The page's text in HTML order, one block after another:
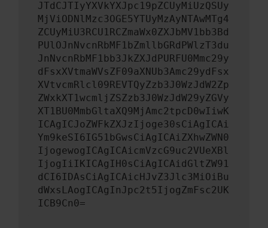
JTdCJTIyYXVkYXJpc19pZCUyMiUzQSUy
MjViODNlMzc3OGE5YTUyMzAyNTAwMTg4
ZCUyMiU3RCU1RCZmaWx0ZXJbMV1bb3Bd
PUlOJnNvcnRbMF1bZmllbGRdPWlzT3du
JnNvcnRbMF1bb3JkZXJdPURFU0Mmc29y
dFsxXVtmaWVsZF09aXNUb3Amc29ydFsx
XVtvcmRlcl09REVTQyZzb3J0WzJdW2Zp
ZWxkXT1wcmljZSZzb3J0WzJdW29yZGVy
XT1BU0MmbGltaXQ9MjAmc2tpcD0wIiwK
ICAgICJoZWFkZXJzIjoge30sCiAgICAi
Ym9keSI6IG51bGwsCiAgICAiZXhwZWN0
IjogewogICAgICAicmVzcG9uc2VUeXBl
IjogIiIKICAgIH0sCiAgICAidGltZW91
dCI6IDAsCiAgICAicHJvZ3Jlc3MiOiBu
dWxsLAogICAgInJpc2t5IjogZmFsc2UK
ICB9Cn0=